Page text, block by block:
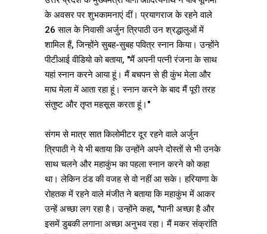
के अवसर पर शुभकामनाएं दीं। प्रयागराज के रहने वाले
26 साल के निवासी अर्जुन त्रिपाठी उन श्रद्धालुओं में
शामिल हैं, जिन्होंने सुबह-सुबह पवित्र स्नान किया। उन्होंने
पीटीआई वीडियो को बताया, "मैं अपनी पत्नी रंजना के साथ
यहां स्नान करने आया हूं। मैं बचपन से ही कुंभ मेला और
माघ मेला में आता रहा हूं। स्नान करने के बाद मैं पूरी तरह
संतुष्ट और तृप्त महसूस करता हूं।"
संगम से मात्र सात किलोमीटर दूर रहने वाले अर्जुन
त्रिपाठी ने ये भी बताया कि उन्होंने अपने दोस्तों से भी उनके
साथ चलने और महाकुंभ का पहला स्नान करने को कहा
था। लेकिन ठंड की वजह से वो नहीं आ सके। हरियाणा के
रोहतक में रहने वाले मंजीत ने बताया कि महाकुंभ में आकर
उन्हें अच्छा लग रहा है। उन्होंने कहा, "पानी अच्छा है और
इसमें डुबकी लगाना अच्छा अनुभव रहा। मैं मकर संक्रांति